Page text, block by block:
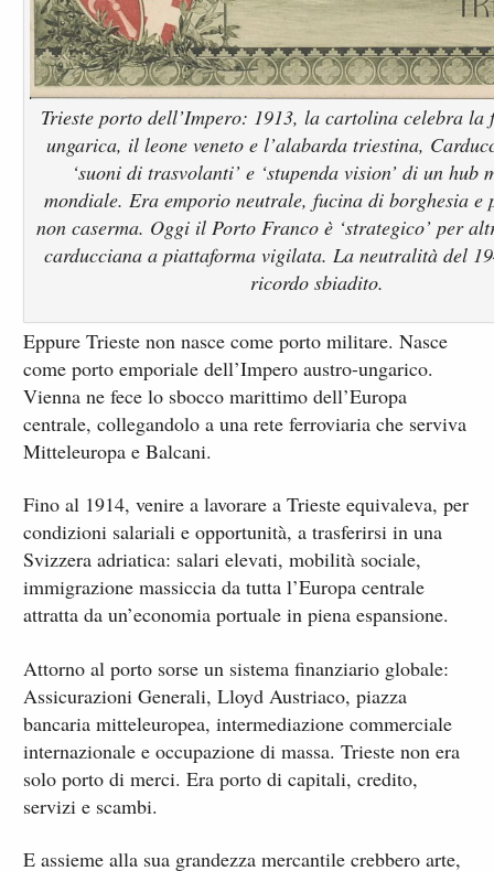
Trieste porto dell’Impero: 1913, la cartolina celebra la
ungarica, il leone veneto e l’alabarda triestina,
‘suoni di trasvolanti’ e ‘stupenda vision’ di un hub
mondiale. Era emporio neutrale, fucina di borghesia e
non caserma. Oggi il Porto Franco è ‘strategico’ per
carducciana a piattaforma vigilata. La neutralità del
ricordo sbiadito.
Eppure Trieste non nasce come porto militare. Nasce
come porto emporiale dell’Impero austro-ungarico.
Vienna ne fece lo sbocco marittimo dell’Europa
centrale, collegandolo a una rete ferroviaria che serviva
Mitteleuropa e Balcani.
Fino al 1914, venire a lavorare a Trieste equivaleva, per
condizioni salariali e opportunità, a trasferirsi in una
Svizzera adriatica: salari elevati, mobilità sociale,
immigrazione massiccia da tutta l’Europa centrale
attratta da un’economia portuale in piena espansione.
Attorno al porto sorse un sistema finanziario globale:
Assicurazioni Generali, Lloyd Austriaco, piazza
bancaria mitteleuropea, intermediazione commerciale
internazionale e occupazione di massa. Trieste non era
solo porto di merci. Era porto di capitali, credito,
servizi e scambi.
E assieme alla sua grandezza mercantile crebbero arte,